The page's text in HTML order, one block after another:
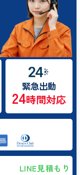
緊急出動
24時間対応
LINE見積もり